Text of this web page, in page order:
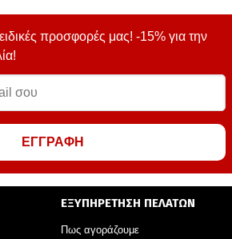
προσφορές μας! -15% για την
ΕΓΓΡΑΦΗ
ΕΞΥΠΗΡΕΤΗΣΗ ΠΕΛΑΤΩΝ
Πως αγοράζουμε